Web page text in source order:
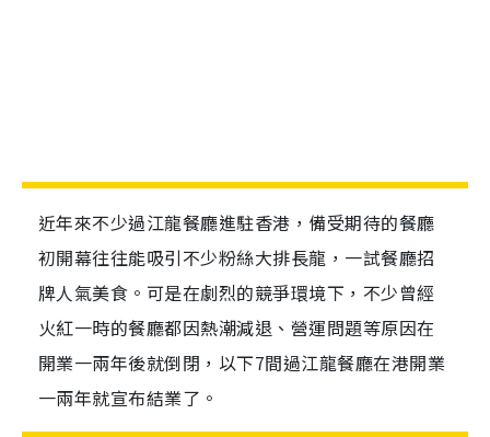
近年來不少過江龍餐廳進駐香港，備受期待的餐廳
初開幕往往能吸引不少粉絲大排長龍，一試餐廳招
牌人氣美食。可是在劇烈的競爭環境下，不少曾經
火紅一時的餐廳都因熱潮減退、營運問題等原因在
開業一兩年後就倒閉，以下7間過江龍餐廳在港開業
一兩年就宣布結業了。